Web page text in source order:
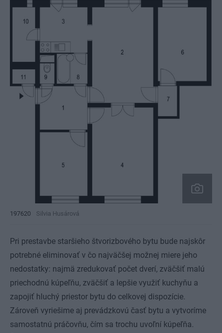
197620 Silvia Husárová
Pri prestavbe staršieho štvorizbového bytu bude najskôr
potrebné eliminovať v čo najväčšej možnej miere jeho
nedostatky: najmä zredukovať počet dverí, zväčšiť malú
priechodnú kúpeľňu, zväčšiť a lepšie využiť kuchyňu a
zapojiť hluchý priestor bytu do celkovej dispozície.
Zároveň vyriešime aj prevádzkovú časť bytu a vytvoríme
samostatnú práčovňu, čím sa trochu uvoľní kúpeľňa.